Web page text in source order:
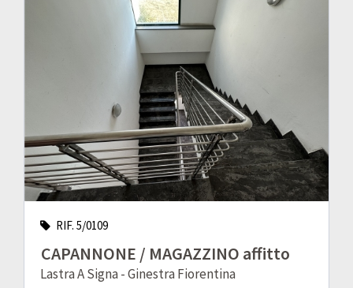
RIF. 5/0109
CAPANNONE / MAGAZZINO affitto
Lastra A Signa - Ginestra Fiorentina